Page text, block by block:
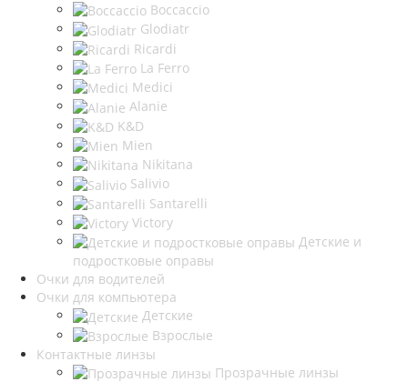
Boccaccio
Glodiatr
Ricardi
La Ferro
Medici
Alanie
K&D
Mien
Nikitana
Salivio
Santarelli
Victory
Детские и
подростковые оправы
Очки для водителей
Очки для компьютера
Детские
Взрослые
Контактные линзы
Прозрачные линзы